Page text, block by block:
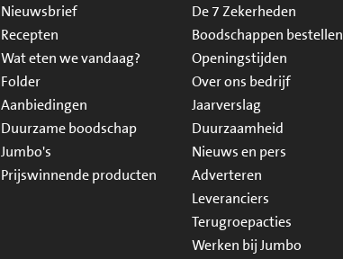
Nieuwsbrief
Recepten
Wat eten we vandaag?
Folder
Aanbiedingen
Duurzame boodschap
Jumbo's
Prijswinnende producten
De 7 Zekerheden
Boodschappen bestellen
Openingstijden
Over ons bedrijf
Jaarverslag
Duurzaamheid
Nieuws en pers
Adverteren
Leveranciers
Terugroepacties
Werken bij Jumbo